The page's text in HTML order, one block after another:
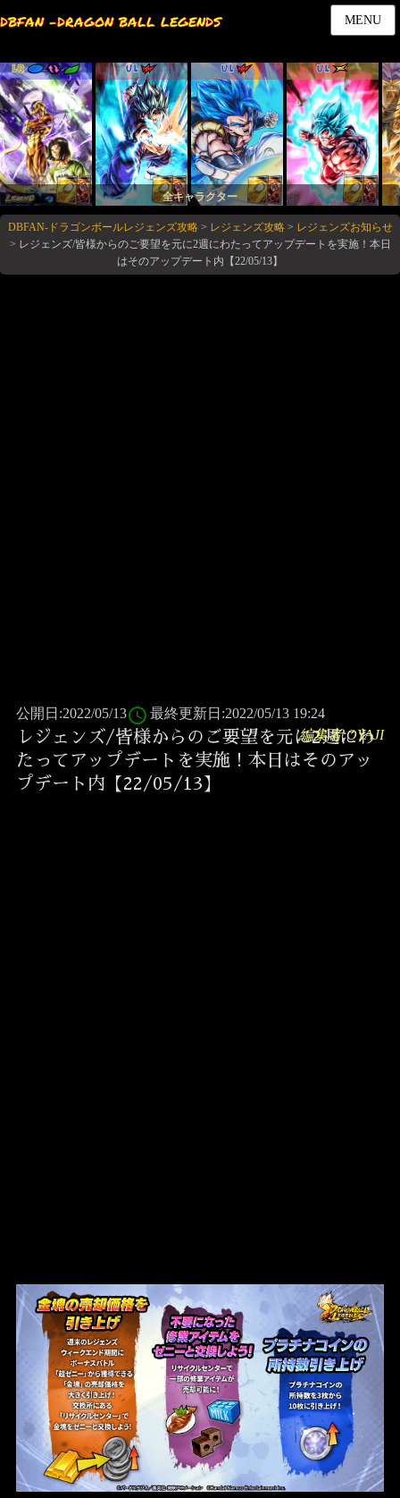
DBFAN -DRAGON BALL LEGENDS MENU
LR UL UL UL
全キャラクター
DBFAN-ドラゴンボールレジェンズ攻略> レジェンズ攻略> レジェンズお知らせ
> レジェンズ/皆様からのご要望を元に2週にわたってアップデートを実施！本日
はそのアップデート内【22/05/13】
公開日:2022/05/13access_time 最終更新日:2022/05/13 19:24
レジェンズ/皆様からのご要望を元に2週にわ
たってアップデートを実施！本日はそのアッ
プデート内【22/05/13】
編集者:OYAJI